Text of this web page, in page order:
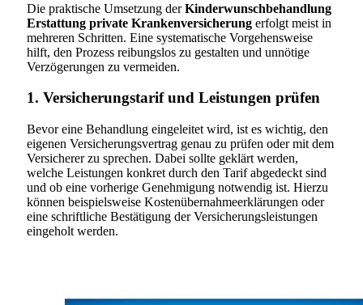
Die praktische Umsetzung derKinderwunschbehandlung
Erstattung private Krankenversicherung erfolgt meist in
mehreren Schritten. Eine systematische Vorgehensweise
hilft, den Prozess reibungslos zu gestalten und unnötige
Verzögerungen zu vermeiden.
1. Versicherungstarif und Leistungen prüfen
Bevor eine Behandlung eingeleitet wird, ist es wichtig, den
eigenen Versicherungsvertrag genau zu prüfen oder mit dem
Versicherer zu sprechen. Dabei sollte geklärt werden,
welche Leistungen konkret durch den Tarif abgedeckt sind
und ob eine vorherige Genehmigung notwendig ist. Hierzu
können beispielsweise Kostenübernahmeerklärungen oder
eine schriftliche Bestätigung der Versicherungsleistungen
eingeholt werden.